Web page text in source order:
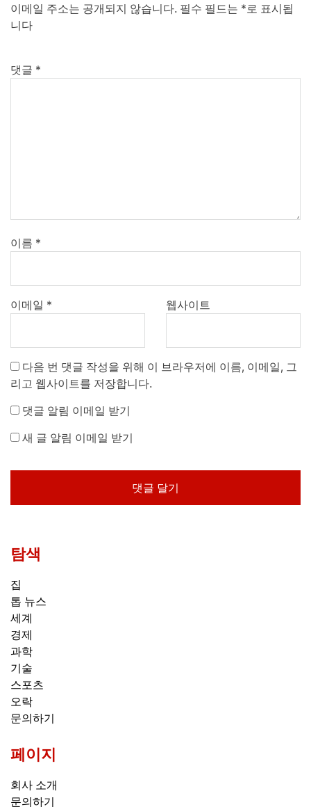
이메일 주소는 공개되지 않습니다. 필수 필드는 * 로 표시됩
니다
댓글 *
이름 *
이메일 * 웹사이트
다음 번 댓글 작성을 위해 이 브라우저에 이름, 이메일, 그
리고 웹사이트를 저장합니다.
댓글 알림 이메일 받기
새 글 알림 이메일 받기
탐색
집
톱 뉴스
세계
경제
과학
기술
스포츠
오락
문의하기
페이지
회사 소개
문의하기